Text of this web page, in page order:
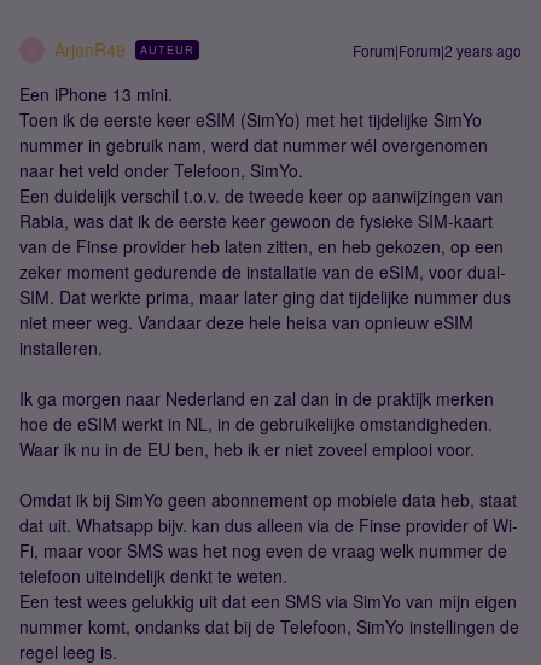
ArjenR49 AUTEUR Forum|Forum|2 years ago
Een iPhone 13 mini.
Toen ik de eerste keer eSIM (SimYo) met het tijdelijke SimYo
nummer in gebruik nam, werd dat nummer wél overgenomen
naar het veld onder Telefoon, SimYo.
Een duidelijk verschil t.o.v. de tweede keer op aanwijzingen van
Rabia, was dat ik de eerste keer gewoon de fysieke SIM-kaart
van de Finse provider heb laten zitten, en heb gekozen, op een
zeker moment gedurende de installatie van de eSIM, voor dual-
SIM. Dat werkte prima, maar later ging dat tijdelijke nummer dus
niet meer weg. Vandaar deze hele heisa van opnieuw eSIM
installeren.
Ik ga morgen naar Nederland en zal dan in de praktijk merken
hoe de eSIM werkt in NL, in de gebruikelijke omstandigheden.
Waar ik nu in de EU ben, heb ik er niet zoveel emplooi voor.
Omdat ik bij SimYo geen abonnement op mobiele data heb, staat
dat uit. Whatsapp bijv. kan dus alleen via de Finse provider of Wi-
Fi, maar voor SMS was het nog even de vraag welk nummer de
telefoon uiteindelijk denkt te weten.
Een test wees gelukkig uit dat een SMS via SimYo van mijn eigen
nummer komt, ondanks dat bij de Telefoon, SimYo instellingen de
regel leeg is.